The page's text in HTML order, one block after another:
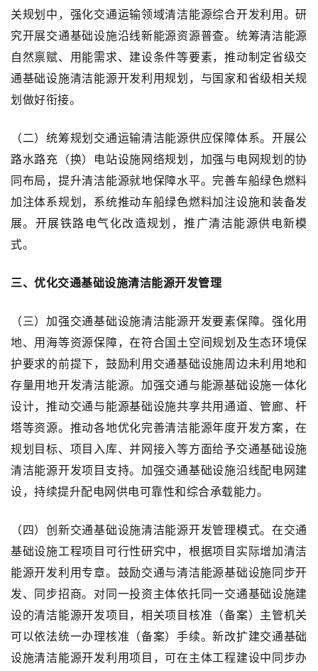
关规划中，强化交通运输领域清洁能源综合开发利用。研
究开展交通基础设施沿线新能源资源普查。统筹清洁能源
自然禀赋、用能需求、建设条件等要素，推动制定省级交
通基础设施清洁能源开发利用规划，与国家和省级相关规
划做好衔接。
（二）统筹规划交通运输清洁能源供应保障体系。开展公
路水路充（换）电站设施网络规划，加强与电网规划的协
同布局，提升清洁能源就地保障水平。完善车船绿色燃料
加注体系规划，系统推动车船绿色燃料加注设施和装备发
展。开展铁路电气化改造规划，推广清洁能源供电新模
式。
三、优化交通基础设施清洁能源开发管理
（三）加强交通基础设施清洁能源开发要素保障。强化用
地、用海等资源保障，在符合国土空间规划及生态环境保
护要求的前提下，鼓励利用交通基础设施周边未利用地和
存量用地开发清洁能源。加强交通与能源基础设施一体化
设计，推动交通与能源基础设施共享共用通道、管廊、杆
塔等资源。推动各地优化完善清洁能源年度开发方案，在
规划目标、项目入库、并网接入等方面给予交通基础设施
清洁能源开发项目支持。加强交通基础设施沿线配电网建
设，持续提升配电网供电可靠性和综合承载能力。
（四）创新交通基础设施清洁能源开发管理模式。在交通
基础设施工程项目可行性研究中，根据项目实际增加清洁
能源开发利用专章。鼓励交通与清洁能源基础设施同步开
发、同步招商。对同一投资主体依托同一交通基础设施建
设的清洁能源开发项目，相关项目核准（备案）主管机关
可以依法统一办理核准（备案）手续。新改扩建交通基础
设施清洁能源开发利用项目，可在主体工程建设中同步办